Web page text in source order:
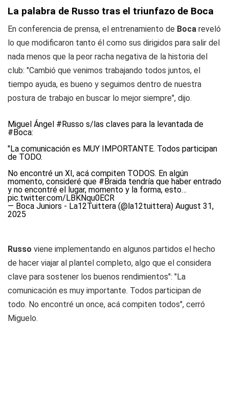
La palabra de Russo tras el triunfazo de Boca
En conferencia de prensa, el entrenamiento de Boca reveló
lo que modificaron tanto él como sus dirigidos para salir del
nada menos que la peor racha negativa de la historia del
club: "Cambió que venimos trabajando todos juntos, el
tiempo ayuda, es bueno y seguimos dentro de nuestra
postura de trabajo en buscar lo mejor siempre", dijo.
Miguel Ángel #Russo s/las claves para la levantada de
#Boca:
"La comunicación es MUY IMPORTANTE. Todos participan
de TODO.
No encontré un XI, acá compiten TODOS. En algún
momento, consideré que #Braida tendría que haber entrado
y no encontré el lugar, momento y la forma, esto…
pic.twitter.com/LBKNqu0ECR
— Boca Juniors - La12Tuittera (@la12tuittera) August 31,
2025
Russo viene implementando en algunos partidos el hecho
de hacer viajar al plantel completo, algo que el considera
clave para sostener los buenos rendimientos": "La
comunicación es muy importante. Todos participan de
todo. No encontré un once, acá compiten todos", cerró
Miguelo.